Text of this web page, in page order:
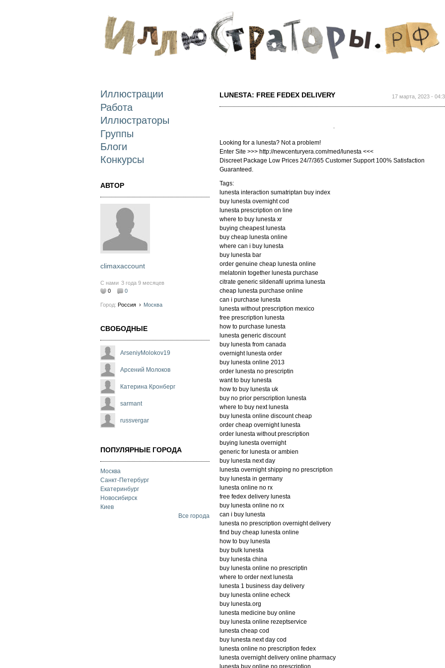
Иллюстрации
Работа
Иллюстраторы
Группы
Блоги
Конкурсы
АВТОР
climaxaccount
С нами 3 года 9 месяцев
0
0
Город: Россия › Москва
СВОБОДНЫЕ
ArseniyMolokov19
Арсений Молоков
Катерина Кронберг
sarmant
russvergar
ПОПУЛЯРНЫЕ ГОРОДА
Москва
Санкт-Петербург
Екатеринбург
Новосибирск
Киев
Все города
17 марта, 2023 -
LUNESTA: FREE FEDEX DELIVERY
Looking for a lunesta? Not a problem!
Enter Site >>> http://newcenturyera.com/med/lunesta <<<
Discreet Package Low Prices 24/7/365 Customer Support 100% Satisfaction
Guaranteed.
Tags:
lunesta interaction sumatriptan buy index
buy lunesta overnight cod
lunesta prescription on line
where to buy lunesta xr
buying cheapest lunesta
buy cheap lunesta online
where can i buy lunesta
buy lunesta bar
order genuine cheap lunesta online
melatonin together lunesta purchase
citrate generic sildenafil uprima lunesta
cheap lunesta purchase online
can i purchase lunesta
lunesta without prescription mexico
free prescription lunesta
how to purchase lunesta
lunesta generic discount
buy lunesta from canada
overnight lunesta order
buy lunesta online 2013
order lunesta no prescriptin
want to buy lunesta
how to buy lunesta uk
buy no prior perscription lunesta
where to buy next lunesta
buy lunesta online discount cheap
order cheap overnight lunesta
order lunesta without prescription
buying lunesta overnight
generic for lunesta or ambien
buy lunesta next day
lunesta overnight shipping no prescription
buy lunesta in germany
lunesta online no rx
free fedex delivery lunesta
buy lunesta online no rx
can i buy lunesta
lunesta no prescription overnight delivery
find buy cheap lunesta online
how to buy lunesta
buy bulk lunesta
buy lunesta china
buy lunesta online no prescriptin
where to order next lunesta
lunesta 1 business day delivery
buy lunesta online echeck
buy lunesta.org
lunesta medicine buy online
buy lunesta online rezeptservice
lunesta cheap cod
buy lunesta next day cod
lunesta online no prescription fedex
lunesta overnight delivery online pharmacy
lunesta buy online no prescription